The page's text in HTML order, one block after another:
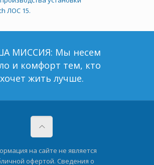
ЛОС 15.
МИССИЯ: Мы несем
и комфорт тем, кто
хочет жить лучше.
на сайте не является
офертой. Сведения о